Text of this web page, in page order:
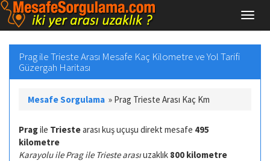
Prag ile Trieste Arası Mesafe Kaç Kilometre ve Yol Tarifi
Güzergah Haritası
Mesafe Sorgulama » Prag Trieste Arası Kaç Km
Pragile Triestearası kuş uçuşu direkt mesafe 495
kilometre
Karayolu ile Prag ile Trieste arasıuzaklık 800 kilometre